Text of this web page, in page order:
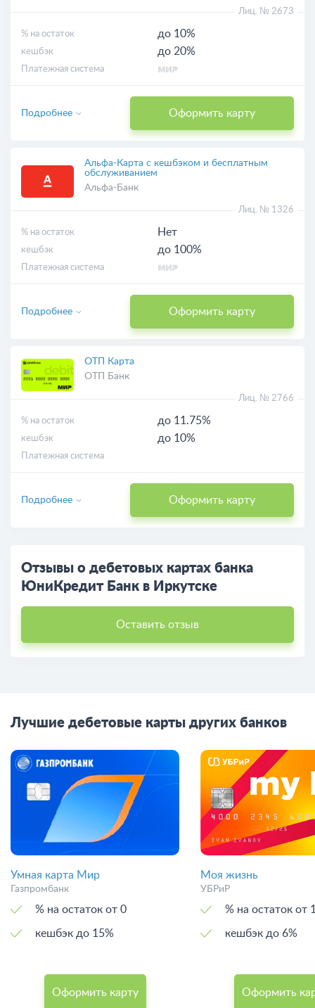
Лиц. № 2673
% на остаток до 10%
кешбэк до 20%
Платежная система
Оформить карту
Подробнее
Альфа-Карта с кешбэком и бесплатным
обслуживанием
Альфа-Банк
Лиц. № 1326
% на остаток Нет
кешбэк до 100%
Платежная система
Оформить карту
Подробнее
ОТП Карта
ОТП Банк
Лиц. № 2766
% на остаток до 11.75%
кешбэк до 10%
Платежная система
Оформить карту
Подробнее
Отзывы о дебетовых картах банка
ЮниКредит Банк в Иркутске
Оставить отзыв
Лучшие дебетовые карты других банков
Умная карта Мир
Газпромбанк
% на остаток от 0
кешбэк до 15%
Оформить карту
Моя жизнь
УБРиР
% на
кешбэк до 6%
Оформить